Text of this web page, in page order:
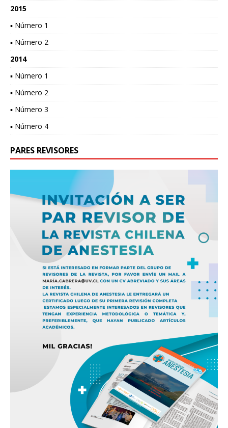
2015
▪ Número 1
▪ Número 2
2014
▪ Número 1
▪ Número 2
▪ Número 3
▪ Número 4
PARES REVISORES